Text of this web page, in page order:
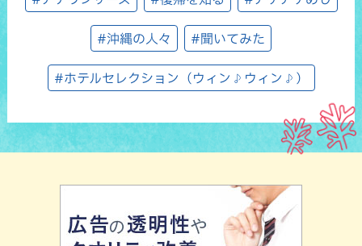
#沖縄の人々 #聞いてみた
#ホテルセレクション（ウィン♪ウィン♪）